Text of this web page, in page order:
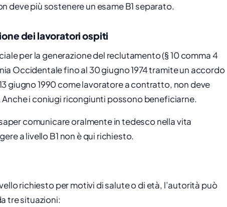
deve più sostenere un esame B1 separato.
dei lavoratori ospiti
per la generazione del reclutamento (§ 10 comma 4
Occidentale fino al 30 giugno 1974 tramite un accordo
giugno 1990 come lavoratore a contratto, non deve
i coniugi ricongiunti possono beneficiarne.
comunicare oralmente in tedesco nella vita
a livello B1 non è qui richiesto.
richiesto per motivi di salute o di età, l’autorità può
tre situazioni: